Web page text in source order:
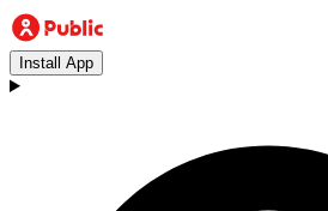
Install App